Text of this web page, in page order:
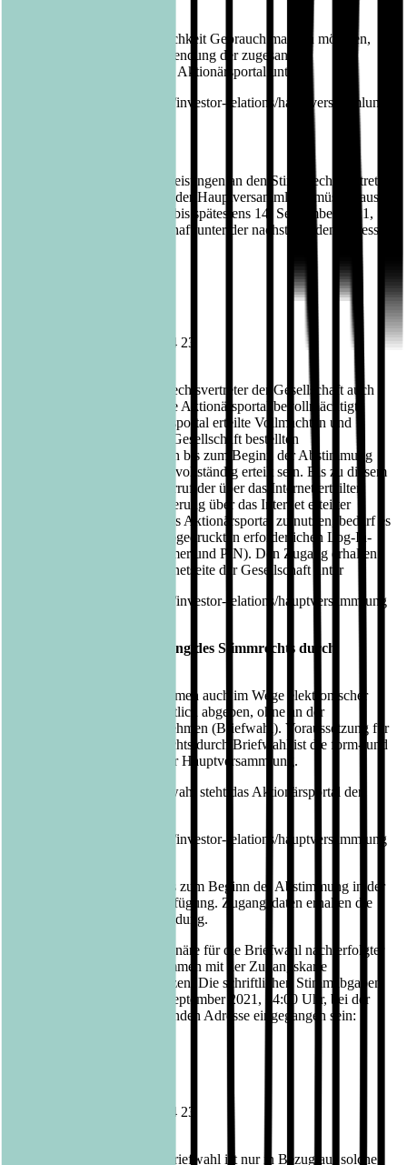
Wenn Sie von dieser Möglichkeit Gebrauch machen möchten,
können Sie dies unter Verwendung der zugesandten
Zugangskarte oder über das Aktionärsportal unter
https://www.luebbe.com/de/investor-relations/hauptversammlung
Die Vollmachten mit den Weisungen an den Stimmrechtsvertreter
der Gesellschaft im Vorfeld der Hauptversammlung müssen aus
organisatorischen Gründen bis spätestens 14. September 2021,
24.00 Uhr, bei der Gesellschaft unter der nachstehenden Adresse
Telefax: +49 (0)40 63 78 54 23
Alternativ kann der Stimmrechtsvertreter der Gesellschaft auch
über das passwortgeschützte Aktionärsportal bevollmächtigt
werden. Über das Aktionärsportal erteilte Vollmachten und
Weisungen an den von der Gesellschaft bestellten
Stimmrechtsvertreter müssen bis zum Beginn der Abstimmung
auf der Hauptversammlung vollständig erteilt sein. Bis zu diesem
Zeitpunkt ist auch ein Widerruf der über das Internet erteilten
Vollmachten oder eine Änderung über das Internet erteilter
Weisungen möglich. Um das Aktionärsportal zu nutzen, bedarf es
der auf der Zugangskarte abgedruckten erforderlichen Log-In-
Daten (Zugangskartennummer und PIN). Den Zugang erhalten
die Aktionäre über die Internetseite der Gesellschaft unter
https://www.luebbe.com/de/investor-relations/hauptversammlung
Verfahren für die Ausübung des Stimmrechts durch
Aktionäre können ihre Stimmen auch im Wege elektronischer
Kommunikation oder schriftlich abgeben, ohne an der
Hauptversammlung teilzunehmen (Briefwahl). Voraussetzung für
die Ausübung des Stimmrechts durch Briefwahl ist die form- und
fristgerechte Anmeldung zur Hauptversammlung.
Für die elektronische Briefwahl steht das Aktionärsportal der
https://www.luebbe.com/de/investor-relations/hauptversammlung
ab dem 25. August 2021 bis zum Beginn der Abstimmung in der
Hauptversammlung zur Verfügung. Zugangsdaten erhalten die
Aktionäre nach ihrer Anmeldung.
Alternativ können die Aktionäre für die Briefwahl nach erfolgter
Anmeldung auch das zusammen mit der Zugangskarte
zugesandte Formular benutzen. Die schriftlichen Stimmabgaben
müssen spätestens bis 14. September 2021, 24:00 Uhr, bei der
Gesellschaft unter der folgenden Adresse eingegangen sein:
Telefax: +49 (0)40 63 78 54 23
Eine Stimmabgabe durch Briefwahl ist nur in Bezug auf solche